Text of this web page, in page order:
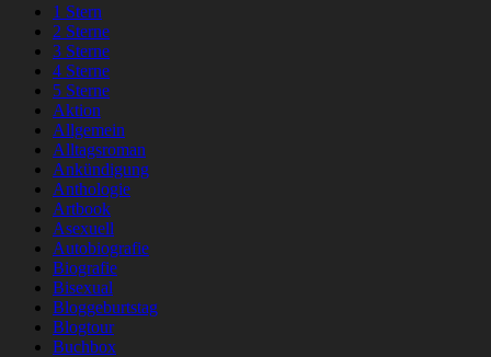
1 Stern
2 Sterne
3 Sterne
4 Sterne
5 Sterne
Aktion
Allgemein
Alltagsroman
Ankündigung
Anthologie
Artbook
Asexuell
Autobiografie
Biografie
Bisexual
Bloggeburtstag
Blogtour
Buchbox